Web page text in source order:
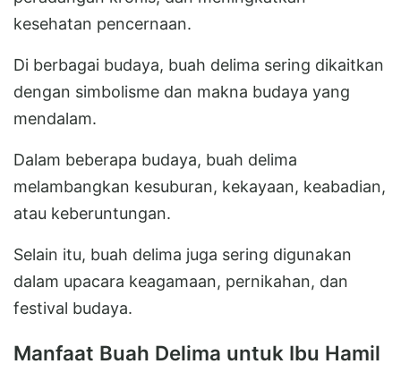
kesehatan pencernaan.
Di berbagai budaya, buah delima sering dikaitkan
dengan simbolisme dan makna budaya yang
mendalam.
Dalam beberapa budaya, buah delima
melambangkan kesuburan, kekayaan, keabadian,
atau keberuntungan.
Selain itu, buah delima juga sering digunakan
dalam upacara keagamaan, pernikahan, dan
festival budaya.
Manfaat Buah Delima untuk Ibu Hamil